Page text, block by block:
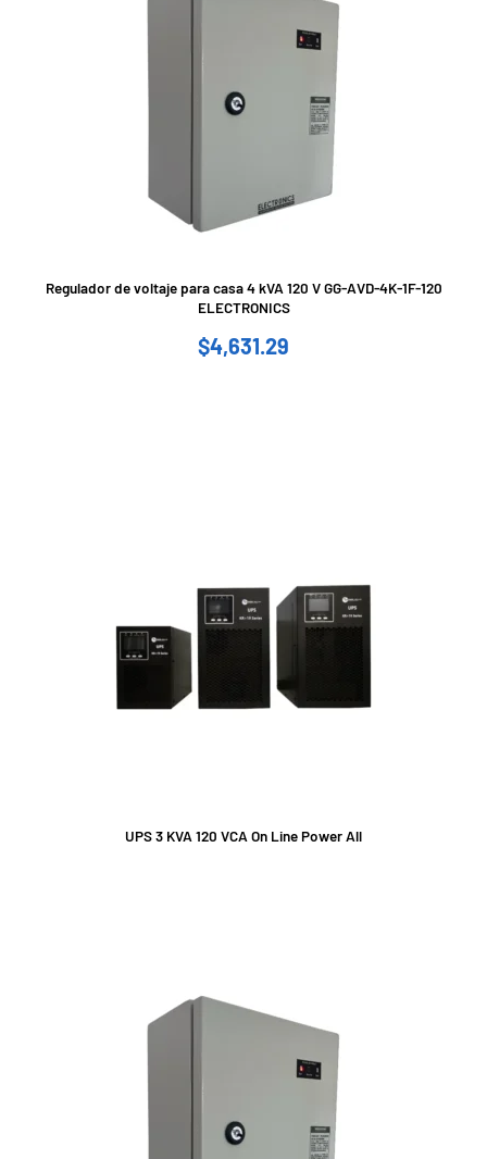
Regulador de voltaje para casa 4 kVA 120 V GG-AVD-4K-1F-120
ELECTRONICS
$4,631.29
UPS 3 KVA 120 VCA On Line Power All